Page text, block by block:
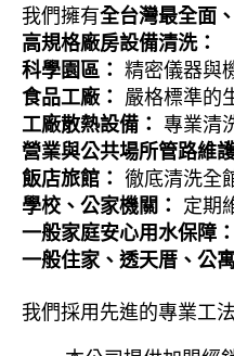
我們擁有全台灣最全面
高規格廠房設備清洗：
科學園區： 精密儀器與
食品工廠：
嚴格標準的
工廠散熱設備： 專業清
營業與公共場所管路維護
飯店旅館： 徹底清洗全
學校、公家機關：
定期
一般家庭安心用水保障：
一般住家、透天厝、公
我們採用先進的專業工